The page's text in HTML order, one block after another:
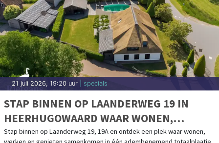
21 juli 2026, 19:20 uur | specials
STAP BINNEN OP LAANDERWEG 19 IN
HEERHUGOWAARD WAAR WONEN,
WERKEN EN GENIETEN SAMENKOMEN
Stap binnen op Laanderweg 19, 19A en ontdek een plek waar wonen,